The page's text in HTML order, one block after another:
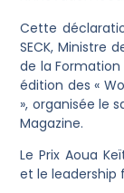
Cette
SECK, Ministre
de la
édition des «
», organisée le
Magazine.
Le Prix Aoua
et le leadership